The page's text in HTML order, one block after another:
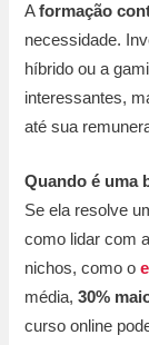
Aformação
necessidade.
híbrido ou a
interessantes,
até sua
Quando é uma
Se ela resolve
como lidar com
nichos, como o
média,30%
curso online